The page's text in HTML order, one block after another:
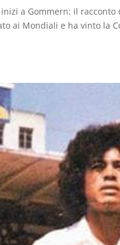
a Gommern: il
ai Mondiali e ha vinto la